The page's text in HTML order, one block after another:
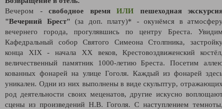
Вечером - свободное время ИЛИ пешеходная
"Вечерний Брест" (за доп. плату)* - окунёмся в
вечернего города, прогулявшись по центру Бреста.
Кафедральный собор Святого Симеона Столпника,
конца XIX - начала XX веков, Крестовоздвиженский
величественный памятник 1000-летию Бреста. Посетим
кованных фонарей на улице Гоголя. Каждый из фонарей
уникален. Одни из них выполнены в виде скульптур,
род деятельности своих меценатов, другие искусно
сцены из произведений Н.В. Гоголя. С наступлением